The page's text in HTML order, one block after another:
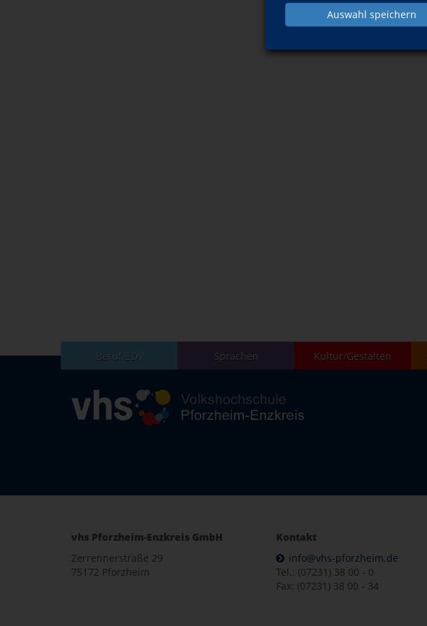
Auswahl speichern
Beruf/EDV Sprachen Kultur/Gestalten
vhs Pforzheim-Enzkreis GmbH
Zerrennerstraße 29
75172 Pforzheim
Kontakt
info@vhs-pforzheim.de
Tel.: (07231) 38 00 - 0
Fax: (07231) 38 00 - 34